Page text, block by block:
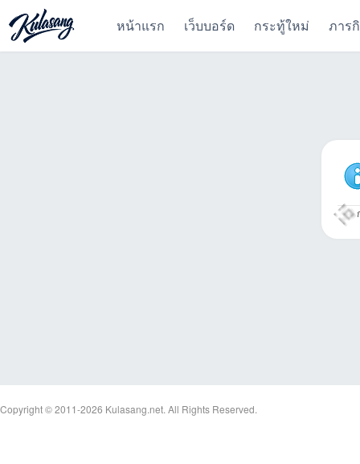
หน้าแรก เว็บบอร์ด กระทู้ใหม่ ภาร
Copyright © 2011-2026 Kulasang.net. All Rights Reserved.